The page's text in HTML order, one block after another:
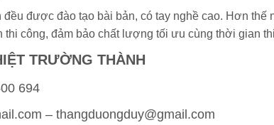
được đào tạo bài bản, có tay nghề cao. Hơn thế
thi công, đảm bảo chất lượng tối ưu cùng thời gian
TRƯỜNG THÀNH
694
– thangduongduy@gmail.com